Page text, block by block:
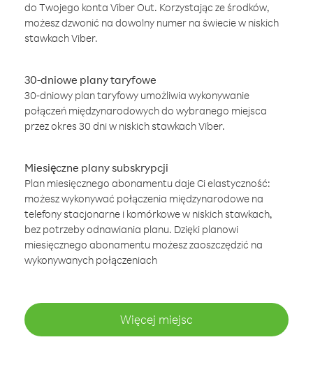
do Twojego konta Viber Out. Korzystając ze środków,
możesz dzwonić na dowolny numer na świecie w niskich
stawkach Viber.
30-dniowe plany taryfowe
30-dniowy plan taryfowy umożliwia wykonywanie
połączeń międzynarodowych do wybranego miejsca
przez okres 30 dni w niskich stawkach Viber.
Miesięczne plany subskrypcji
Plan miesięcznego abonamentu daje Ci elastyczność:
możesz wykonywać połączenia międzynarodowe na
telefony stacjonarne i komórkowe w niskich stawkach,
bez potrzeby odnawiania planu. Dzięki planowi
miesięcznego abonamentu możesz zaoszczędzić na
wykonywanych połączeniach
Więcej miejsc